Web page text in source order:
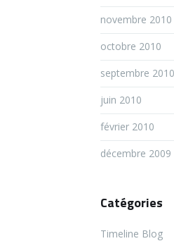
novembre 2010
octobre 2010
septembre 2010
juin 2010
février 2010
décembre 2009
Catégories
Timeline Blog